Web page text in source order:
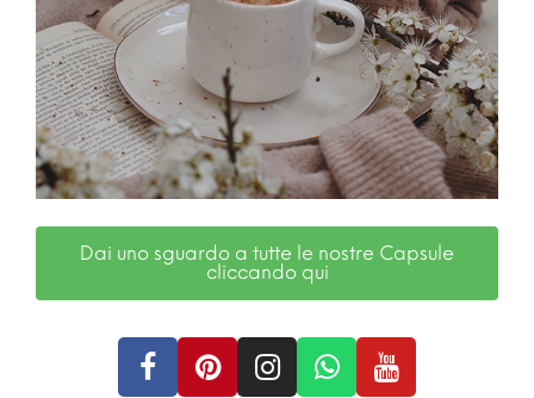
Dai uno sguardo a tutte le nostre Capsule
cliccando qui